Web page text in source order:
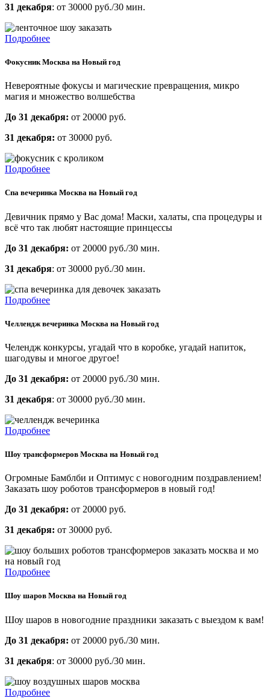
31 декабря: от 30000 руб./30 мин.
Подробнее
Фокусник Москва на Новый год
Невероятные фокусы и магические превращения, микро
магия и множество волшебства
До 31 декабря: от 20000 руб.
31 декабря: от 30000 руб.
Подробнее
Спа вечеринка Москва на Новый год
Девичник прямо у Вас дома! Маски, халаты, спа процедуры и
всё что так любят настоящие принцессы
До 31 декабря: от 20000 руб./30 мин.
31 декабря: от 30000 руб./30 мин.
Подробнее
Челлендж вечеринка Москва на Новый год
Челендж конкурсы, угадай что в коробке, угадай напиток,
шагодувы и многое другое!
До 31 декабря: от 20000 руб./30 мин.
31 декабря: от 30000 руб./30 мин.
Подробнее
Шоу трансформеров Москва на Новый год
Огромные Бамблби и Оптимус с новогодним поздравлением!
Заказать шоу роботов трансформеров в новый год!
До 31 декабря: от 20000 руб.
31 декабря: от 30000 руб.
Подробнее
Шоу шаров Москва на Новый год
Шоу шаров в новогодние праздники заказать с выездом к вам!
До 31 декабря: от 20000 руб./30 мин.
31 декабря: от 30000 руб./30 мин.
Подробнее